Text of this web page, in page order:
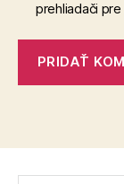
prehliadači